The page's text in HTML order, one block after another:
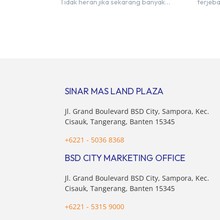
Tidak heran jika sekarang banyak
SINAR MAS LAND PLAZA
Jl. Grand Boulevard BSD City, Sampora, Kec.
Cisauk, Tangerang, Banten 15345
+6221 - 5036 8368
BSD CITY MARKETING OFFICE
Jl. Grand Boulevard BSD City, Sampora, Kec.
Cisauk, Tangerang, Banten 15345
+6221 - 5315 9000